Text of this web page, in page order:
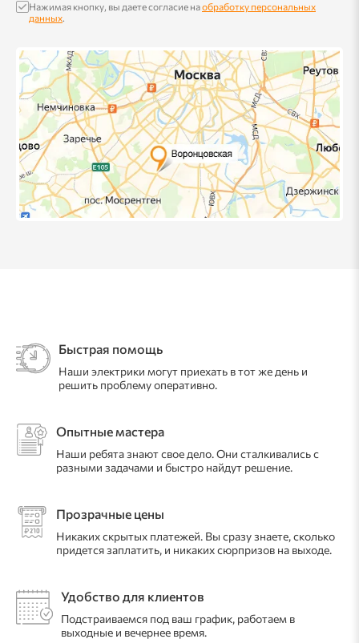
Нажимая кнопку, вы даете согласие наобработку персональных
данных.
Быстрая помощь
Наши электрики могут приехать в тот же день и
решить проблему оперативно.
Опытные мастера
Наши ребята знают свое дело. Они сталкивались с
разными задачами и быстро найдут решение.
Прозрачные цены
Никаких скрытых платежей. Вы сразу знаете, сколько
придется заплатить, и никаких сюрпризов на выходе.
Удобство для клиентов
Подстраиваемся под ваш график, работаем в
выходные и вечернее время.